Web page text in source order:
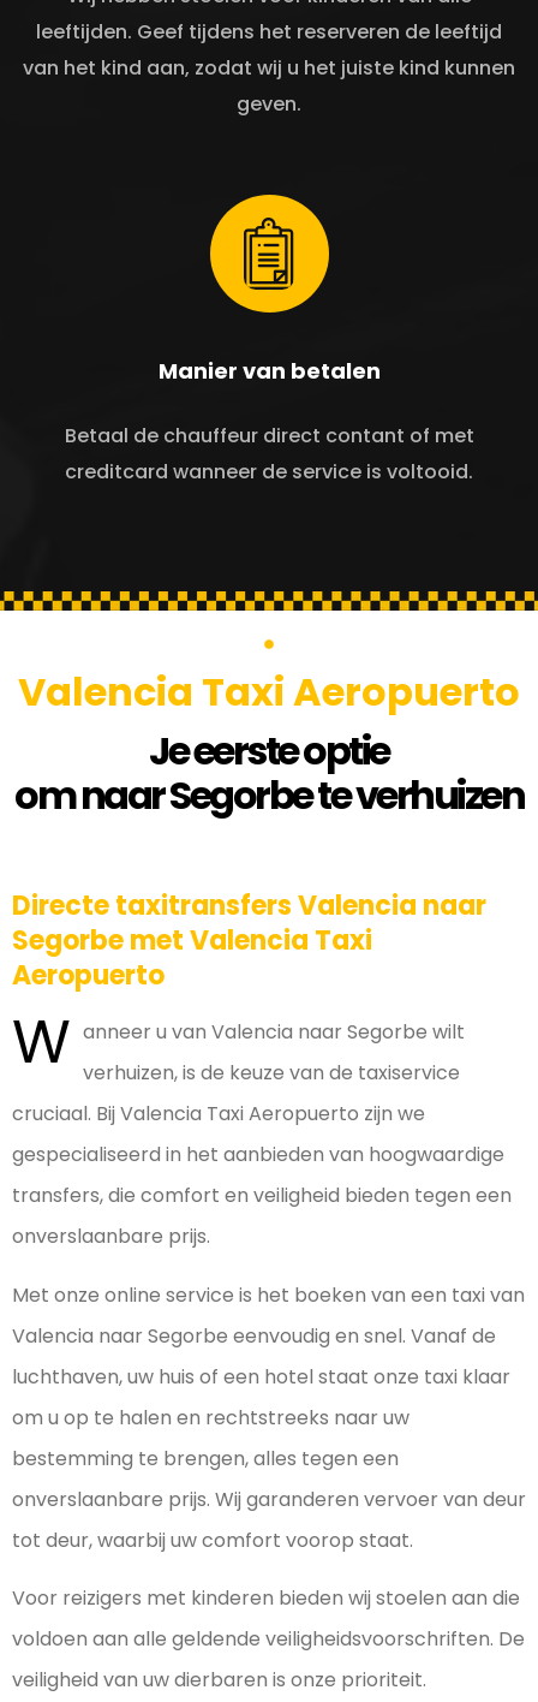
leeftijden. Geef tijdens het reserveren de leeftijd
van het kind aan, zodat wij u het juiste kind kunnen
geven.
Manier van betalen
Betaal de chauffeur direct contant of met
creditcard wanneer de service is voltooid.
Valencia Taxi Aeropuerto
Je eerste optie
om naar Segorbe te verhuizen
Directe taxitransfers Valencia naar
Segorbe met Valencia Taxi
Aeropuerto
W anneer u van Valencia naar Segorbe wilt
verhuizen, is de keuze van de taxiservice
cruciaal. Bij Valencia Taxi Aeropuerto zijn we
gespecialiseerd in het aanbieden van hoogwaardige
transfers, die comfort en veiligheid bieden tegen een
onverslaanbare prijs.
Met onze online service is het boeken van een taxi van
Valencia naar Segorbe eenvoudig en snel. Vanaf de
luchthaven, uw huis of een hotel staat onze taxi klaar
om u op te halen en rechtstreeks naar uw
bestemming te brengen, alles tegen een
onverslaanbare prijs. Wij garanderen vervoer van deur
tot deur, waarbij uw comfort voorop staat.
Voor reizigers met kinderen bieden wij stoelen aan die
voldoen aan alle geldende veiligheidsvoorschriften. De
veiligheid van uw dierbaren is onze prioriteit.